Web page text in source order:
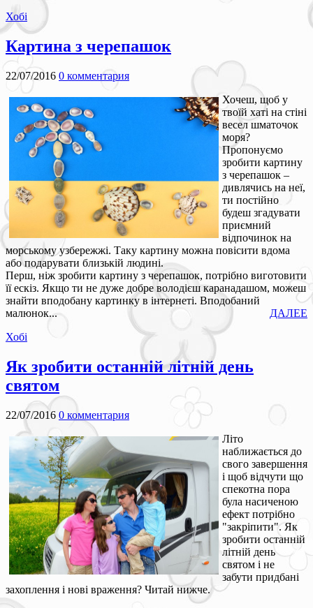
Хобі
Картина з черепашок
22/07/2016 0 комментария
Хочеш, щоб у
твоїй хаті на стіні
весел шматочок
моря?
Пропонуємо
зробити картину
з черепашок –
дивлячись на неї,
ти постійно
будеш згадувати
приємний
відпочинок на
морському узбережжі. Таку картину можна повісити вдома
або подарувати близькій людині.
Перш, ніж зробити картину з черепашок, потрібно виготовити
її ескіз. Якщо ти не дуже добре володієш каранадашом, можеш
знайти вподобану картинку в інтернеті. Вподобаний
малюнок...
ДАЛЕЕ
Хобі
Як зробити останній літній день
святом
22/07/2016 0 комментария
Літо
наближається до
свого завершення
і щоб відчути що
спекотна пора
була насиченою
ефект потрібно
"закріпити". Як
зробити останній
літній день
святом і не
забути придбані
захоплення і нові враження? Читай нижче.